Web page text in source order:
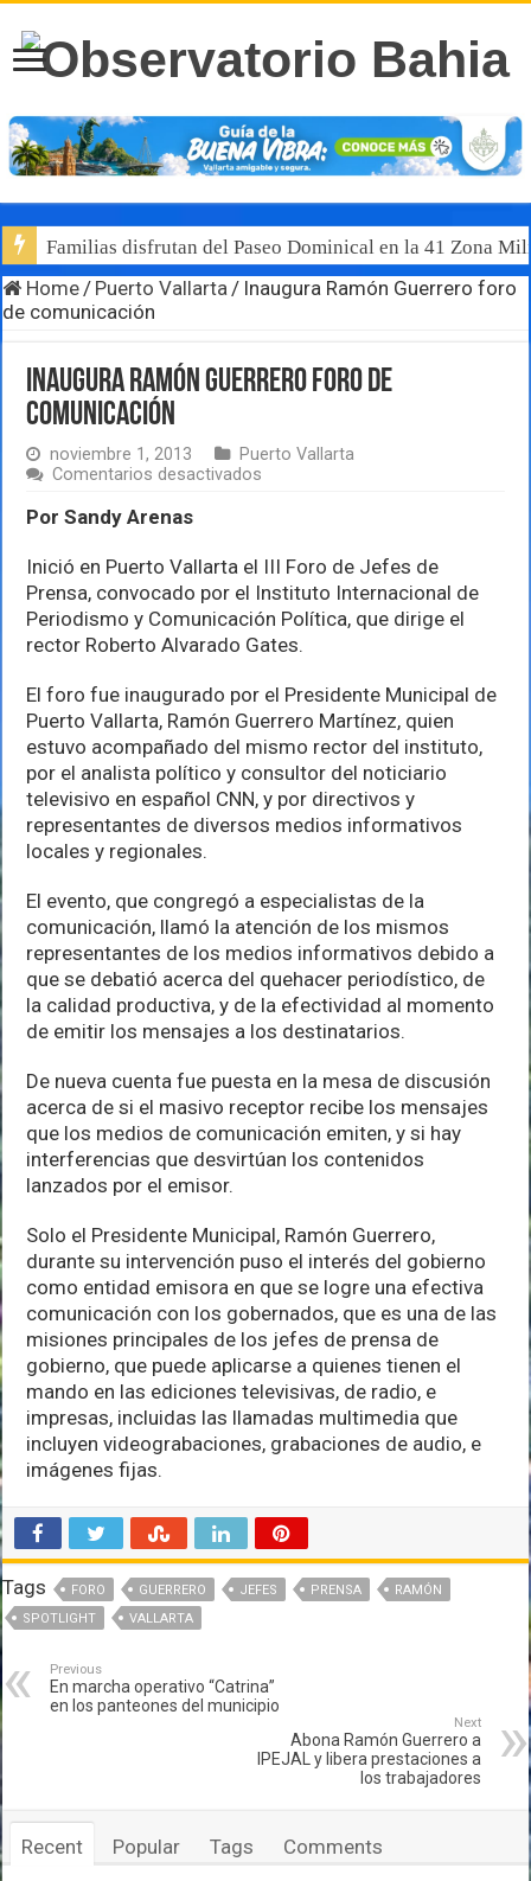
Familias disfrutan del Paseo Dominical en la 41 Zona
Home / Puerto Vallarta / Inaugura Ramón Guerrero foro
de comunicación
Inaugura Ramón Guerrero foro de
comunicación
noviembre 1, 2013
Puerto Vallarta
Comentarios desactivados
de
comunicación
Por Sandy Arenas
Inició en Puerto Vallarta el III Foro de Jefes de
Prensa, convocado por el Instituto Internacional de
Periodismo y Comunicación Política, que dirige el
rector Roberto Alvarado Gates.
El foro fue inaugurado por el Presidente Municipal de
Puerto Vallarta, Ramón Guerrero Martínez, quien
estuvo acompañado del mismo rector del instituto,
por el analista político y consultor del noticiario
televisivo en español CNN, y por directivos y
representantes de diversos medios informativos
locales y regionales.
El evento, que congregó a especialistas de la
comunicación, llamó la atención de los mismos
representantes de los medios informativos debido a
que se debatió acerca del quehacer periodístico, de
la calidad productiva, y de la efectividad al momento
de emitir los mensajes a los destinatarios.
De nueva cuenta fue puesta en la mesa de discusión
acerca de si el masivo receptor recibe los mensajes
que los medios de comunicación emiten, y si hay
interferencias que desvirtúan los contenidos
lanzados por el emisor.
Solo el Presidente Municipal, Ramón Guerrero,
durante su intervención puso el interés del gobierno
como entidad emisora en que se logre una efectiva
comunicación con los gobernados, que es una de las
misiones principales de los jefes de prensa de
gobierno, que puede aplicarse a quienes tienen el
mando en las ediciones televisivas, de radio, e
impresas, incluidas las llamadas multimedia que
incluyen videograbaciones, grabaciones de audio, e
imágenes fijas.
Tags FORO GUERRERO JEFES PRENSA
RAMÓN
SPOTLIGHT
VALLARTA
Previous
En marcha operativo “Catrina”
en los panteones del municipio
Next
Abona Ramón Guerrero a
IPEJAL y libera prestaciones a
los trabajadores
Recent Popular Tags Comments